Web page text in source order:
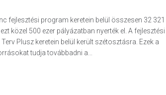
fejlesztési program keretein belül összesen 32 321
közel 500 ezer pályázatban nyerték el. A fejlesztési
Plusz keretein belül került szétosztásra. Ezek a
tudja továbbadni a...